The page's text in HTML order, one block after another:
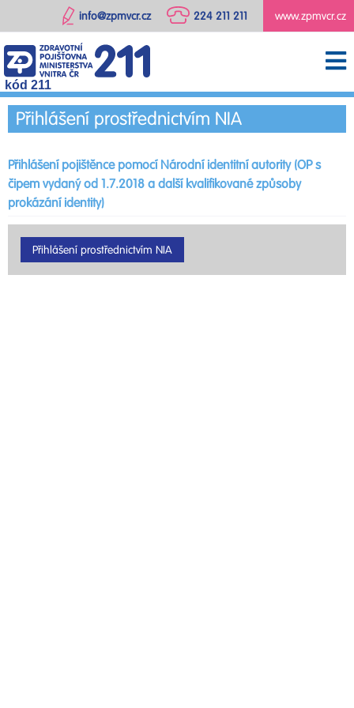
www.zpmvcr.cz
224 211 211
info@zpmvcr.cz
kód 211
Přihlášení prostřednictvím NIA
Přihlášení pojištěnce pomocí Národní identitní autority (OP s
čipem vydaný od 1.7.2018 a další kvalifikované způsoby
prokázání identity)